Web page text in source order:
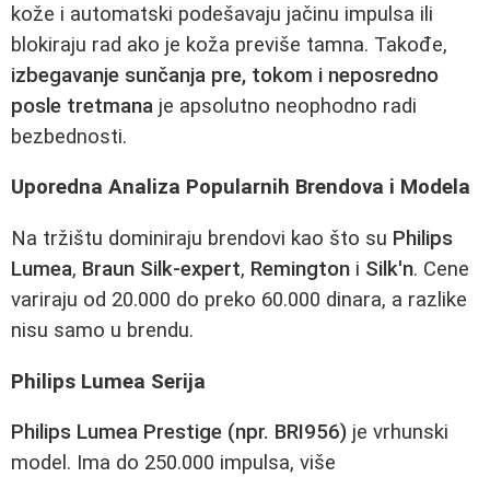
kože i automatski podešavaju jačinu impulsa ili
blokiraju rad ako je koža previše tamna. Takođe,
izbegavanje sunčanja pre, tokom i neposredno
posle tretmana je apsolutno neophodno radi
bezbednosti.
Uporedna Analiza Popularnih Brendova i Modela
Na tržištu dominiraju brendovi kao što su Philips
Lumea, Braun Silk-expert, Remington i Silk'n. Cene
variraju od 20.000 do preko 60.000 dinara, a razlike
nisu samo u brendu.
Philips Lumea Serija
Philips Lumea Prestige (npr. BRI956) je vrhunski
model. Ima do 250.000 impulsa, više